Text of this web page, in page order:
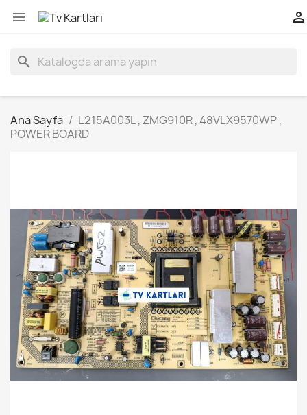
 
search
Ana Sayfa
L215A003L , ZMG910R , 48VLX9570WP ,
POWER BOARD